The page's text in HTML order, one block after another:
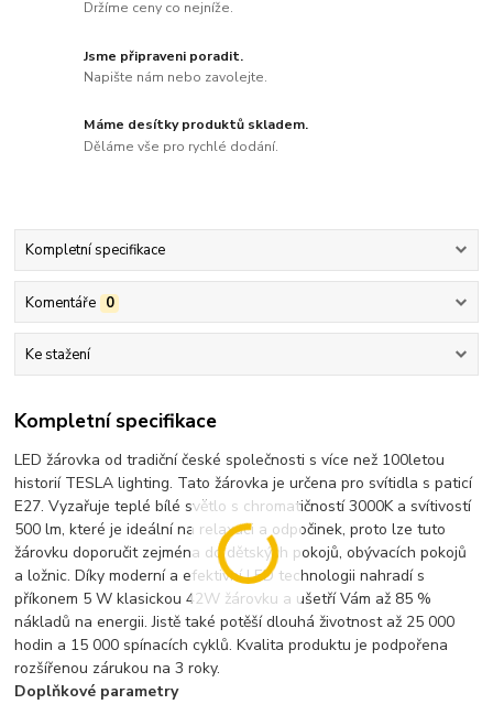
Držíme ceny co nejníže.
Jsme připraveni poradit.
Napište nám nebo zavolejte.
Máme desítky produktů skladem.
Děláme vše pro rychlé dodání.
Kompletní specifikace
Komentáře 0
Ke stažení
Kompletní specifikace
LED žárovka od tradiční české společnosti s více než 100letou
historií TESLA lighting. Tato žárovka je určena pro svítidla s paticí
E27. Vyzařuje teplé bílé světlo s chromatičností 3000K a svítivostí
500 lm, které je ideální na relaxaci a odpočinek, proto lze tuto
žárovku doporučit zejména do dětských pokojů, obývacích pokojů
a ložnic. Díky moderní a efektivní LED technologii nahradí s
příkonem 5 W klasickou 42W žárovku a ušetří Vám až 85 %
nákladů na energii. Jistě také potěší dlouhá životnost až 25 000
hodin a 15 000 spínacích cyklů. Kvalita produktu je podpořena
rozšířenou zárukou na 3 roky.
Doplňkové parametry